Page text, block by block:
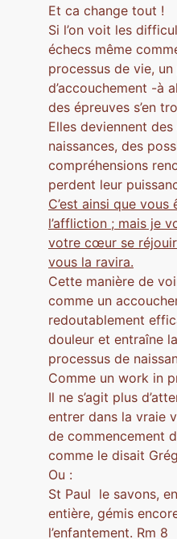
Et ca change tout !
Si l’on voit les
échecs même
processus de vie,
d’accouchement -à
des épreuves s’en
Elles deviennent
naissances, des
compréhensions
perdent leur
C’est ainsi que
l’affliction ; mais je
votre cœur se
vous la ravira.
Cette manière de
comme un
redoutablement
douleur et entraîne
processus de
Comme un work in
Il ne s’agit plus
entrer dans la vraie
de commencement
comme le disait
Ou :
St Paul le savons,
entière, gémis
l’enfantement. Rm 8